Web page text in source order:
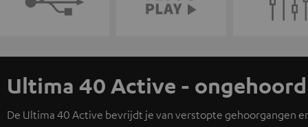
Ultima 40 Active -
De Ultima 40 Active bevrijdt je van verstopte gehoorgangen